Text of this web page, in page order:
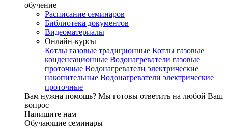
обучение
Расписание семинаров
Библиотека документов
Видеоматериалы
Онлайн-курсы
Котлы газовые традиционные Котлы газовые
конденсационные Водонагреватели газовые
проточные Водонагреватели электрические
накопительные Водонагреватели электрические
проточные
Вам нужна помощь? Мы готовы ответить на любой Ваш
вопрос
Напишите нам
Обучающие семинары